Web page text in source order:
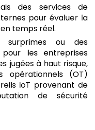
des services de
pour évaluer la
temps réel.
surprimes ou des
pour les entreprises
jugées à haut risque,
opérationnels (OT)
IoT provenant de
de sécurité